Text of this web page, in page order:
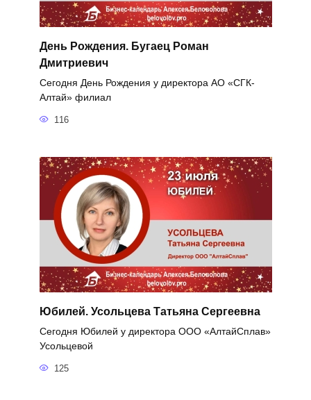
День Рождения. Бугаец Роман
Дмитриевич
Сегодня День Рождения у директора АО «СГК-
Алтай» филиал
116
Юбилей. Усольцева Татьяна Сергеевна
Сегодня Юбилей у директора ООО «АлтайСплав»
Усольцевой
125